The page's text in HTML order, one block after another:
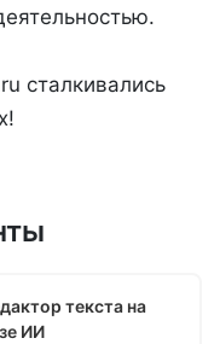
сталкивались
текста на
ИИ